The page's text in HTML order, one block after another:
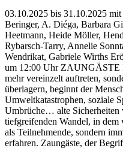
03.10.2025 bis 31.10.2025
Beringer, A. Diéga, Barbara
Heetmann, Heide Möller,
Rybarsch-Tarry, Annelie
Wendrikat, Gabriele Wirths
um 12:00 Uhr ZAUNGÄSTE
mehr vereinzelt auftreten,
überlagern, beginnt der
Umweltkatastrophen, soziale
Umbrüche… alte Sicherheiten
tiefgreifenden Wandel, in dem
als Teilnehmende, sondern
erfahren. Zaungäste, der